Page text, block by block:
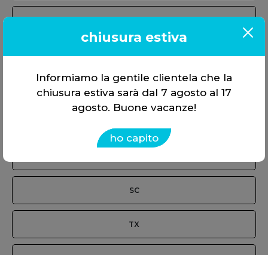
LX
NX
SC
TX
chiusura estiva
Informiamo la gentile clientela che la
chiusura estiva sarà dal 7 agosto al 17
agosto. Buone vacanze!
ho capito